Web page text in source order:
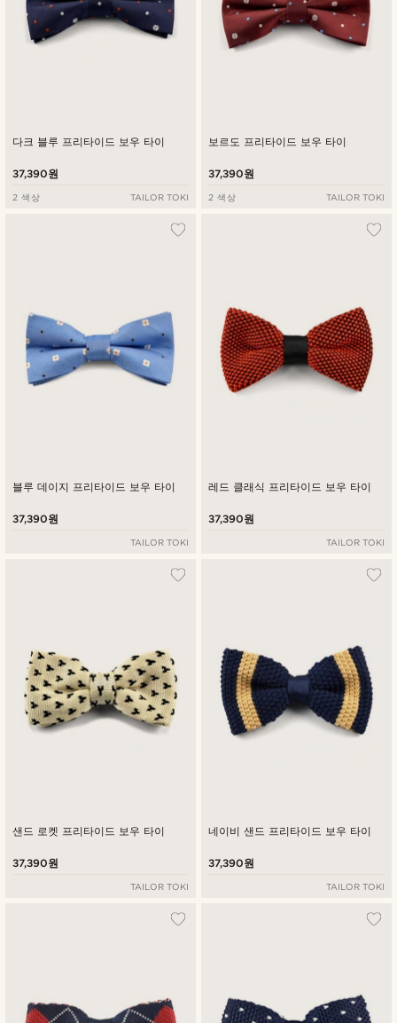
다크 블루 프리타이드 보우 타이
37,390원
2 색상 TAILOR TOKI
보르도 프리타이드 보우 타이
37,390원
2 색상 TAILOR TOKI
블루 데이지 프리타이드 보우 타이
37,390원
TAILOR TOKI
레드 클래식 프리타이드 보우 타이
37,390원
TAILOR TOKI
샌드 로켓 프리타이드 보우 타이
37,390원
TAILOR TOKI
네이비 샌드 프리타이드 보우 타이
37,390원
TAILOR TOKI